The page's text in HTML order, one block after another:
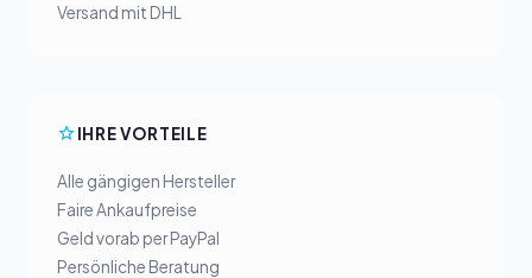
Versand mit DHL
IHRE VORTEILE
Alle gängigen Hersteller
Faire Ankaufpreise
Geld vorab per PayPal
Persönliche Beratung